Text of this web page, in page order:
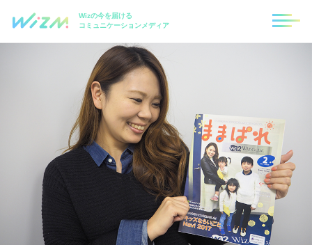
Wizの今を届ける
コミュニケーションメディア